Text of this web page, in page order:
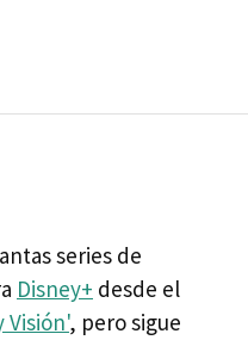
series de
Disney+ desde el
Visión', pero sigue